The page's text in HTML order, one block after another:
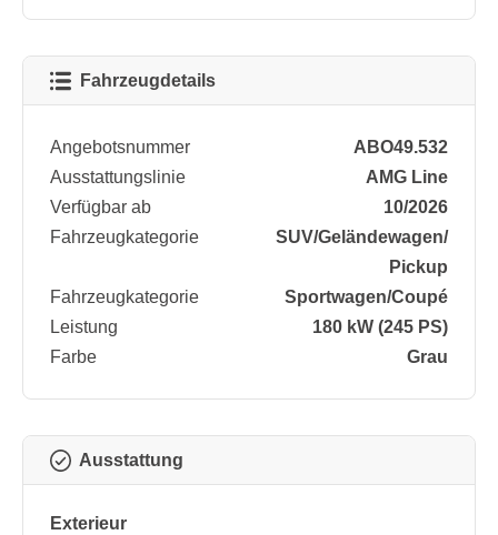
Fahrzeugdetails
Angebotsnummer
ABO49.532
Ausstattungslinie
AMG Line
Verfügbar ab
10/2026
Fahrzeugkategorie
SUV/​Geländewagen/​
Pickup
Fahrzeugkategorie
Sportwagen/​Coupé
Leistung
180 kW (245 PS)
Farbe
Grau
Ausstattung
Exterieur